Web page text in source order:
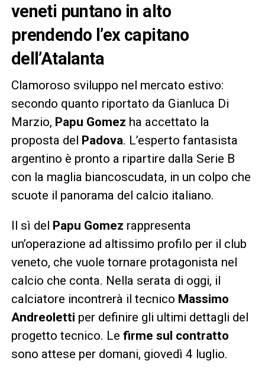
veneti puntano in alto
prendendo l’ex capitano
dell’Atalanta
Clamoroso sviluppo nel mercato estivo:
secondo quanto riportato da Gianluca Di
Marzio, Papu Gomez ha accettato la
proposta del Padova. L’esperto fantasista
argentino è pronto a ripartire dalla Serie B
con la maglia biancoscudata, in un colpo che
scuote il panorama del calcio italiano.
Il sì del Papu Gomez rappresenta
un’operazione ad altissimo profilo per il club
veneto, che vuole tornare protagonista nel
calcio che conta. Nella serata di oggi, il
calciatore incontrerà il tecnico Massimo
Andreoletti per definire gli ultimi dettagli del
progetto tecnico. Le firme sul contratto
sono attese per domani, giovedì 4 luglio.